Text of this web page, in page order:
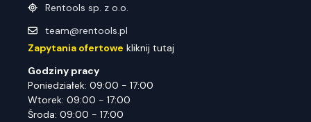
Rentools sp. z o.o.
team@rentools.pl
Zapytania ofertowe kliknij tutaj
Godziny pracy
Poniedziałek: 09:00 - 17:00
Wtorek: 09:00 - 17:00
Środa: 09:00 - 17:00